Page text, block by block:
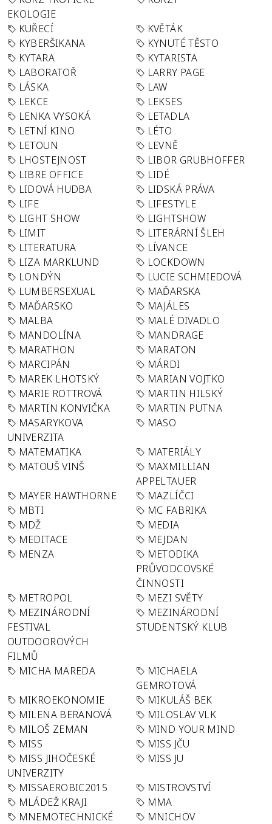
EKOLOGIE
KUŘECÍ
KVĚTÁK
KYBERŠIKANA
KYNUTÉ TĚSTO
KYTARA
KYTARISTA
LABORATOŘ
LARRY PAGE
LÁSKA
LAW
LEKCE
LEKSES
LENKA VYSOKÁ
LETADLA
LETNÍ KINO
LÉTO
LETOUN
LEVNĚ
LHOSTEJNOST
LIBOR GRUBHOFFER
LIBRE OFFICE
LIDÉ
LIDOVÁ HUDBA
LIDSKÁ PRÁVA
LIFE
LIFESTYLE
LIGHT SHOW
LIGHTSHOW
LIMIT
LITERÁRNÍ ŠLEH
LITERATURA
LÍVANCE
LIZA MARKLUND
LOCKDOWN
LONDÝN
LUCIE SCHMIEDOVÁ
LUMBERSEXUAL
MAĎARSKA
MAĎARSKO
MAJÁLES
MALBA
MALÉ DIVADLO
MANDOLÍNA
MANDRAGE
MARATHON
MARATON
MARCIPÁN
MÁRDI
MAREK LHOTSKÝ
MARIAN VOJTKO
MARIE ROTTROVÁ
MARTIN HILSKÝ
MARTIN KONVIČKA
MARTIN PUTNA
MASARYKOVA
UNIVERZITA
MASO
MATEMATIKA
MATERIÁLY
MATOUŠ VINŠ
MAXMILLIAN
APPELTAUER
MAYER HAWTHORNE
MAZLÍČCI
MBTI
MC FABRIKA
MDŽ
MEDIA
MEDITACE
MEJDAN
MENZA
METODIKA
PRŮVODCOVSKÉ
ČINNOSTI
METROPOL
MEZI SVĚTY
MEZINÁRODNÍ
FESTIVAL
OUTDOOROVÝCH
FILMŮ
MEZINÁRODNÍ
STUDENTSKÝ KLUB
MICHA MAREDA
MICHAELA
GEMROTOVÁ
MIKROEKONOMIE
MIKULÁŠ BEK
MILENA BERANOVÁ
MILOSLAV VLK
MILOŠ ZEMAN
MIND YOUR MIND
MISS
MISS JČU
MISS JIHOČESKÉ
UNIVERZITY
MISS JU
MISSAEROBIC2015
MISTROVSTVÍ
MLÁDEŽ KRAJI
MMA
MNEMOTECHNICKÉ
MNICHOV